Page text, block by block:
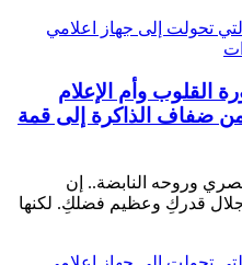
القلوب وأم الإعلام
ضفاف الذاكرة إلى قمة
وروحه النابضة.. إن
جلال قدركِ وعظيم فضلكِ. لكنها